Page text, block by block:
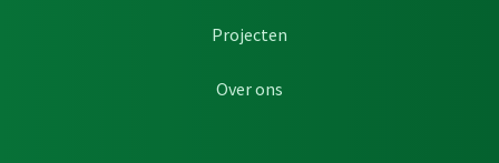
Projecten
Over ons